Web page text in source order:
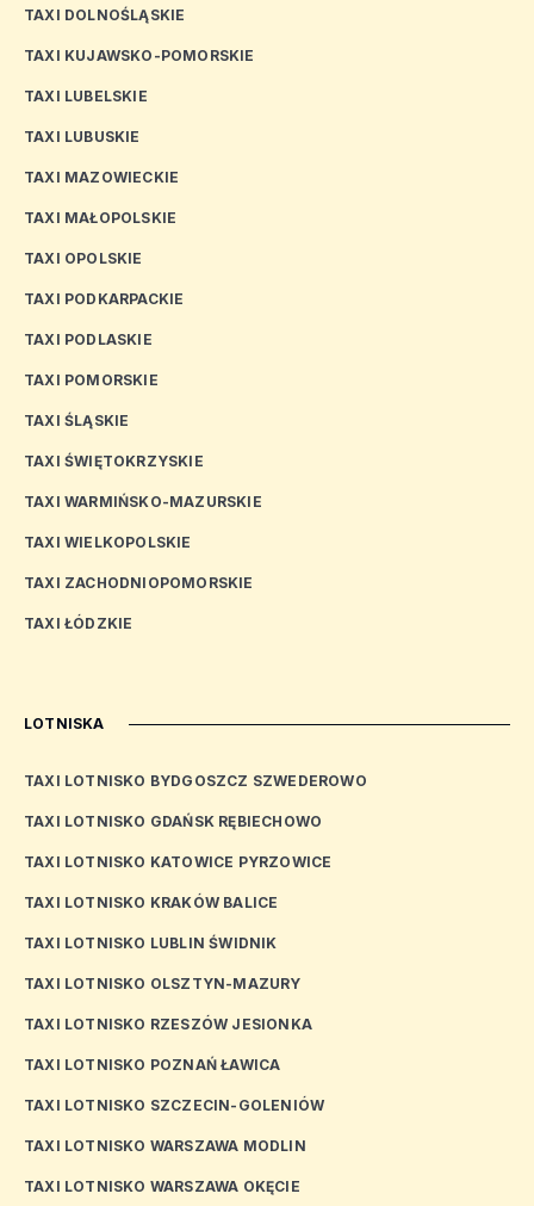
TAXI DOLNOŚLĄSKIE
TAXI KUJAWSKO-POMORSKIE
TAXI LUBELSKIE
TAXI LUBUSKIE
TAXI MAZOWIECKIE
TAXI MAŁOPOLSKIE
TAXI OPOLSKIE
TAXI PODKARPACKIE
TAXI PODLASKIE
TAXI POMORSKIE
TAXI ŚLĄSKIE
TAXI ŚWIĘTOKRZYSKIE
TAXI WARMIŃSKO-MAZURSKIE
TAXI WIELKOPOLSKIE
TAXI ZACHODNIOPOMORSKIE
TAXI ŁÓDZKIE
LOTNISKA
TAXI LOTNISKO BYDGOSZCZ SZWEDEROWO
TAXI LOTNISKO GDAŃSK RĘBIECHOWO
TAXI LOTNISKO KATOWICE PYRZOWICE
TAXI LOTNISKO KRAKÓW BALICE
TAXI LOTNISKO LUBLIN ŚWIDNIK
TAXI LOTNISKO OLSZTYN-MAZURY
TAXI LOTNISKO RZESZÓW JESIONKA
TAXI LOTNISKO POZNAŃ ŁAWICA
TAXI LOTNISKO SZCZECIN-GOLENIÓW
TAXI LOTNISKO WARSZAWA MODLIN
TAXI LOTNISKO WARSZAWA OKĘCIE